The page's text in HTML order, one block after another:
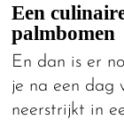
Een
palmbomen
En dan is er
je na een dag
neerstrijkt in